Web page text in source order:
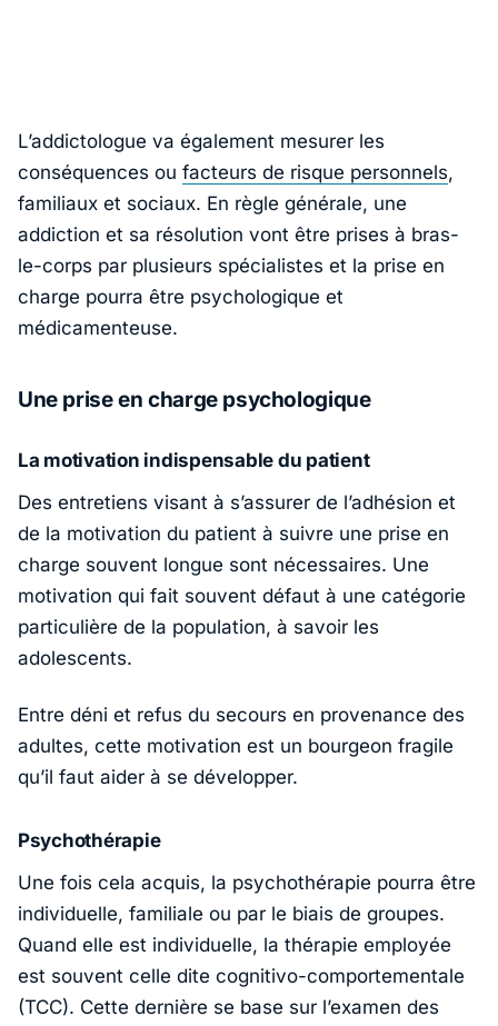
L’addictologue va également mesurer les
conséquences ou facteurs de risque personnels,
familiaux et sociaux. En règle générale, une
addiction et sa résolution vont être prises à bras-
le-corps par plusieurs spécialistes et la prise en
charge pourra être psychologique et
médicamenteuse.
Une prise en charge psychologique
La motivation indispensable du patient
Des entretiens visant à s’assurer de l’adhésion et
de la motivation du patient à suivre une prise en
charge souvent longue sont nécessaires. Une
motivation qui fait souvent défaut à une catégorie
particulière de la population, à savoir les
adolescents.
Entre déni et refus du secours en provenance des
adultes, cette motivation est un bourgeon fragile
qu’il faut aider à se développer.
Psychothérapie
Une fois cela acquis, la psychothérapie pourra être
individuelle, familiale ou par le biais de groupes.
Quand elle est individuelle, la thérapie employée
est souvent celle dite cognitivo-comportementale
(TCC). Cette dernière se base sur l’examen des